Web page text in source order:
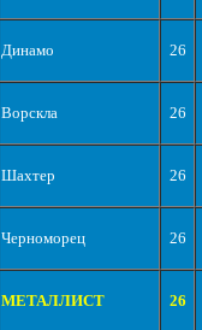
Динамо 26
Ворскла 26
Шахтер 26
Черноморец 26
МЕТАЛЛИСТ 26